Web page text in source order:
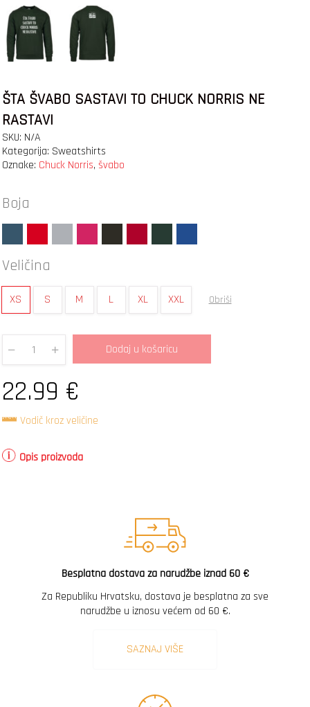
ŠTA ŠVABO SASTAVI TO CHUCK NORRIS NE
RASTAVI
SKU: N/A
Kategorija: Sweatshirts
Oznake: Chuck Norris, švabo
Boja
Veličina
XS S M L XL XXL Obriši
Quantity
Dodaj u košaricu
22.99 €
Vodič kroz veličine
Opis proizvoda
Besplatna dostava za narudžbe iznad 60 €
Za Republiku Hrvatsku, dostava je besplatna za sve
narudžbe u iznosu većem od 60 €.
SAZNAJ VIŠE